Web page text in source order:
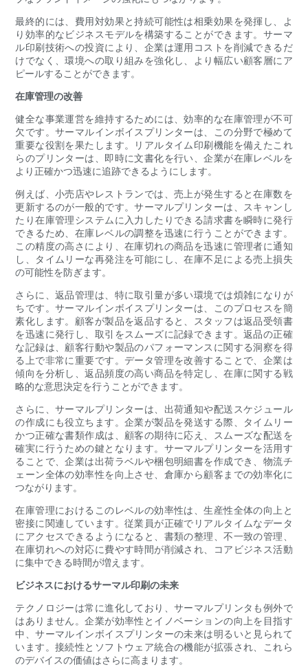
最終的には、費用対効果と持続可能性は相乗効果を発揮し、よ
り効率的なビジネスモデルを構築することができます。サーマ
ル印刷技術への投資により、企業は運用コストを削減できるだ
けでなく、環境への取り組みを強化し、より幅広い顧客層にア
ピールすることができます。
在庫管理の改善
健全な事業運営を維持するためには、効率的な在庫管理が不可
欠です。サーマルインボイスプリンターは、この分野で極めて
重要な役割を果たします。リアルタイム印刷機能を備えたこれ
らのプリンターは、即時に文書化を行い、企業が在庫レベルを
より正確かつ迅速に追跡できるようにします。
例えば、小売店やレストランでは、売上が発生すると在庫数を
更新するのが一般的です。サーマルプリンターは、スキャンし
たり在庫管理システムに入力したりできる請求書を瞬時に発行
できるため、在庫レベルの調整を迅速に行うことができます。
この精度の高さにより、在庫切れの商品を迅速に管理者に通知
し、タイムリーな再発注を可能にし、在庫不足による売上損失
の可能性を防ぎます。
さらに、返品管理は、特に取引量が多い環境では煩雑になりが
ちです。サーマルインボイスプリンターは、このプロセスを簡
素化します。顧客が製品を返品すると、スタッフは返品受領書
を迅速に発行し、取引をスムーズに記録できます。返品の正確
な記録は、顧客行動や製品のパフォーマンスに関する洞察を得
る上で非常に重要です。データ管理を改善することで、企業は
傾向を分析し、返品頻度の高い商品を特定し、在庫に関する戦
略的な意思決定を行うことができます。
さらに、サーマルプリンターは、出荷通知や配送スケジュール
の作成にも役立ちます。企業が製品を発送する際、タイムリー
かつ正確な書類作成は、顧客の期待に応え、スムーズな配送を
確実に行うための鍵となります。サーマルプリンターを活用す
ることで、企業は出荷ラベルや梱包明細書を作成でき、物流チ
ェーン全体の効率性を向上させ、倉庫から顧客までの効率化に
つながります。
在庫管理におけるこのレベルの効率性は、生産性全体の向上と
密接に関連しています。従業員が正確でリアルタイムなデータ
にアクセスできるようになると、書類の整理、不一致の管理、
在庫切れへの対応に費やす時間が削減され、コアビジネス活動
に集中できる時間が増えます。
ビジネスにおけるサーマル印刷の未来
テクノロジーは常に進化しており、サーマルプリンタも例外で
はありません。企業が効率性とイノベーションの向上を目指す
中、サーマルインボイスプリンターの未来は明るいと見られて
います。接続性とソフトウェア統合の機能が拡張され、これら
のデバイスの価値はさらに高まります。